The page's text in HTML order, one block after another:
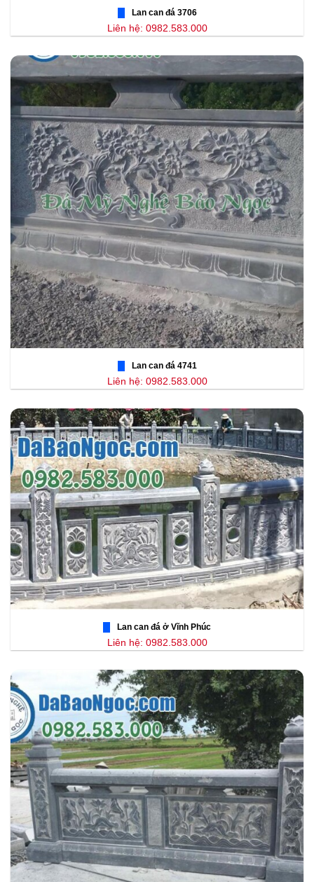
Lan can đá 3706
Liên hệ: 0982.583.000
Lan can đá 4741
Liên hệ: 0982.583.000
Lan can đá ở Vĩnh Phúc
Liên hệ: 0982.583.000